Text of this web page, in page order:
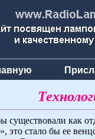
как
это стало бы ее